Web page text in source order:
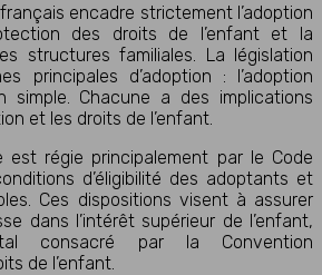
encadre strictement l’adoption
des droits de l’enfant et la
structures familiales. La législation
principales d’adoption : l’adoption
simple. Chacune a des implications
et les droits de l’enfant.
est régie principalement par le Code
d’éligibilité des adoptants et
Ces dispositions visent à assurer
dans l’intérêt supérieur de l’enfant,
consacré par la Convention
de l’enfant.